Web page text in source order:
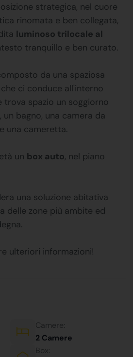
strategica, nel cuore
rinomata e ben collegata,
luminoso trilocale al
tranquillo e ben curato.
da una spaziosa
ci conduce all'interno
trova spazio un soggiorno
bagno, una camera da
una cameretta.
un box auto, nel piano
una soluzione abitativa
delle zone più ambite ed
ulteriori informazioni!
Camere:
2 Camere
Box: